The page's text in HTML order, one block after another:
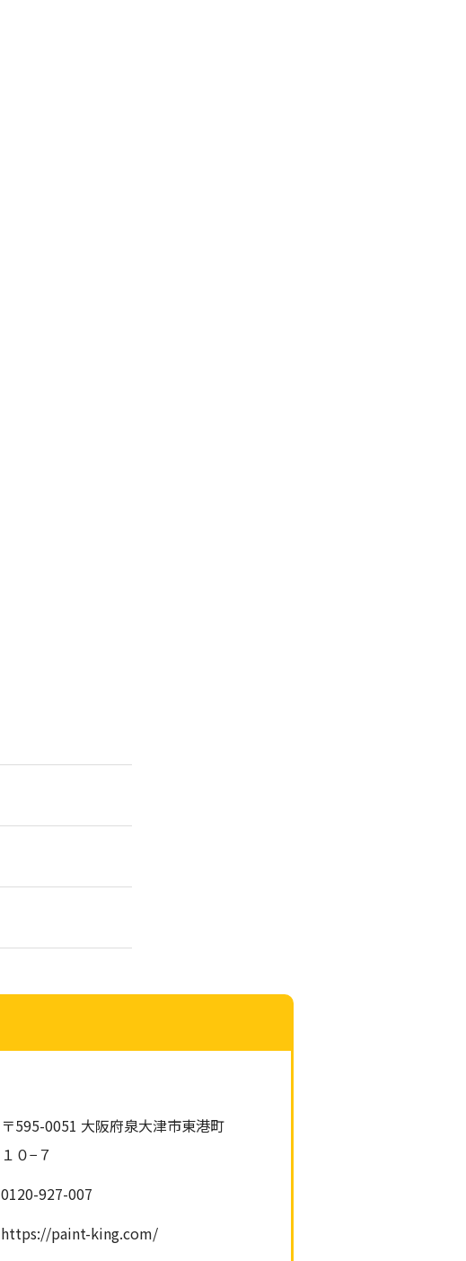
〒595-0051 大阪府泉大津市東港町
１０−７
0120-927-007
https://paint-king.com/